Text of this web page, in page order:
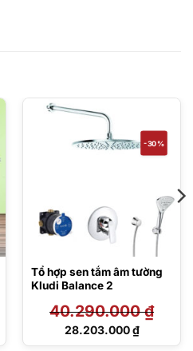
-30%
Tổ hợp sen tắm âm tường
Kludi Balance 2
40.290.000₫
Giá
28.203.000₫
Giá